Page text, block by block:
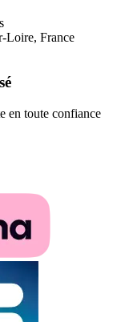
Loire, France
en toute confiance